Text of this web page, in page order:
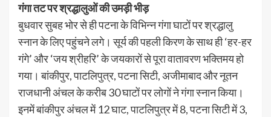
गंगा तट पर श्रद्धालुओं की उमड़ी भीड़
बुधवार सुबह भोर से ही पटना के विभिन्न गंगा घाटों पर श्रद्धालु
स्नान के लिए पहुंचने लगे। सूर्य की पहली किरण के साथ ही ‘हर-हर
गंगे’ और ‘जय श्रीहरि’ के जयकारों से पूरा वातावरण भक्तिमय हो
गया। बांकीपुर, पाटलिपुत्र, पटना सिटी, अजीमाबाद और नूतन
राजधानी अंचल के करीब 30 घाटों पर लोगों ने गंगा स्नान किया।
इनमें बांकीपुर अंचल में 12 घाट, पाटलिपुत्र में 8, पटना सिटी में 3,